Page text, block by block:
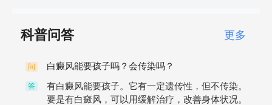
科普问答 更多
问 白癜风能要孩子吗？会传染吗？
答
有白癜风能要孩子。它有一定遗传性，但不传染。
要是有白癜风，可以用缓解治疗，改善身体状况。